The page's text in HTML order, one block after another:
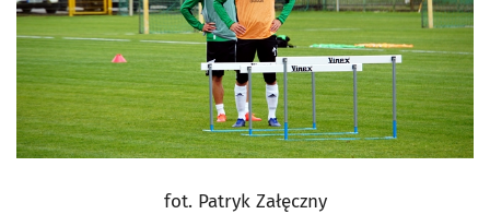
fot. Patryk Załęczny